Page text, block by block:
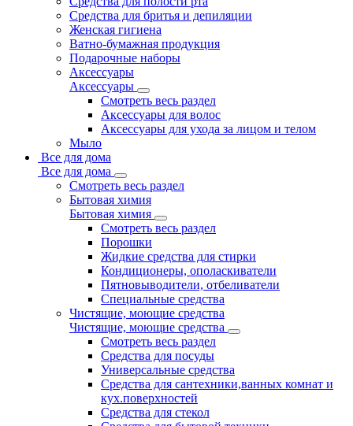
Средства для бритья и депиляции
Женская гигиена
Ватно-бумажная продукция
Подарочные наборы
Аксессуары
Аксессуары
Смотреть весь раздел
Аксессуары для волос
Аксессуары для ухода за лицом и телом
Мыло
Все для дома
Все для дома
Смотреть весь раздел
Бытовая химия
Бытовая химия
Смотреть весь раздел
Порошки
Жидкие средства для стирки
Кондиционеры, ополаскиватели
Пятновыводители, отбеливатели
Специальные средства
Чистящие, моющие средства
Чистящие, моющие средства
Смотреть весь раздел
Средства для посуды
Универсальные средства
Средства для сантехники,ванных комнат и
кух.поверхностей
Средства для стекол